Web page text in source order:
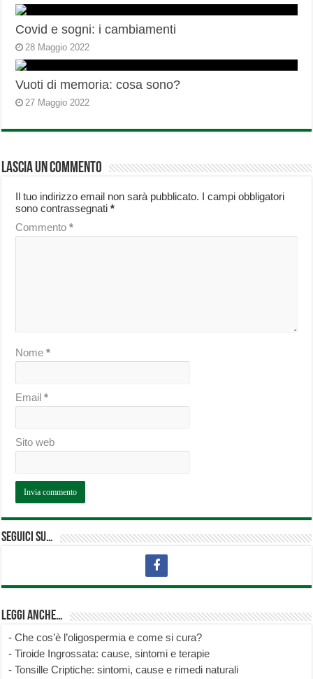
Covid e sogni: i cambiamenti
28 Maggio 2022
Vuoti di memoria: cosa sono?
27 Maggio 2022
Lascia un commento
Il tuo indirizzo email non sarà pubblicato. I campi obbligatori
sono contrassegnati*
Commento*
Nome*
Email*
Sito web
Seguici su…
Leggi anche…
-Che cos’è l’oligospermia e come si cura?
-Tiroide Ingrossata: cause, sintomi e terapie
-Tonsille Criptiche: sintomi, cause e rimedi naturali